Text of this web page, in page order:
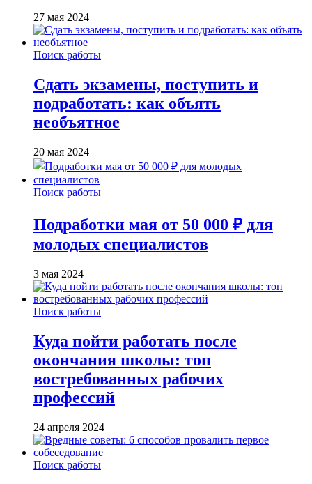
27 мая 2024
Поиск работы
Сдать экзамены, поступить и
подработать: как объять
необъятное
20 мая 2024
Поиск работы
Подработки мая от 50 000 ₽ для
молодых специалистов
3 мая 2024
Поиск работы
Куда пойти работать после
окончания школы: топ
востребованных рабочих
профессий
24 апреля 2024
Поиск работы